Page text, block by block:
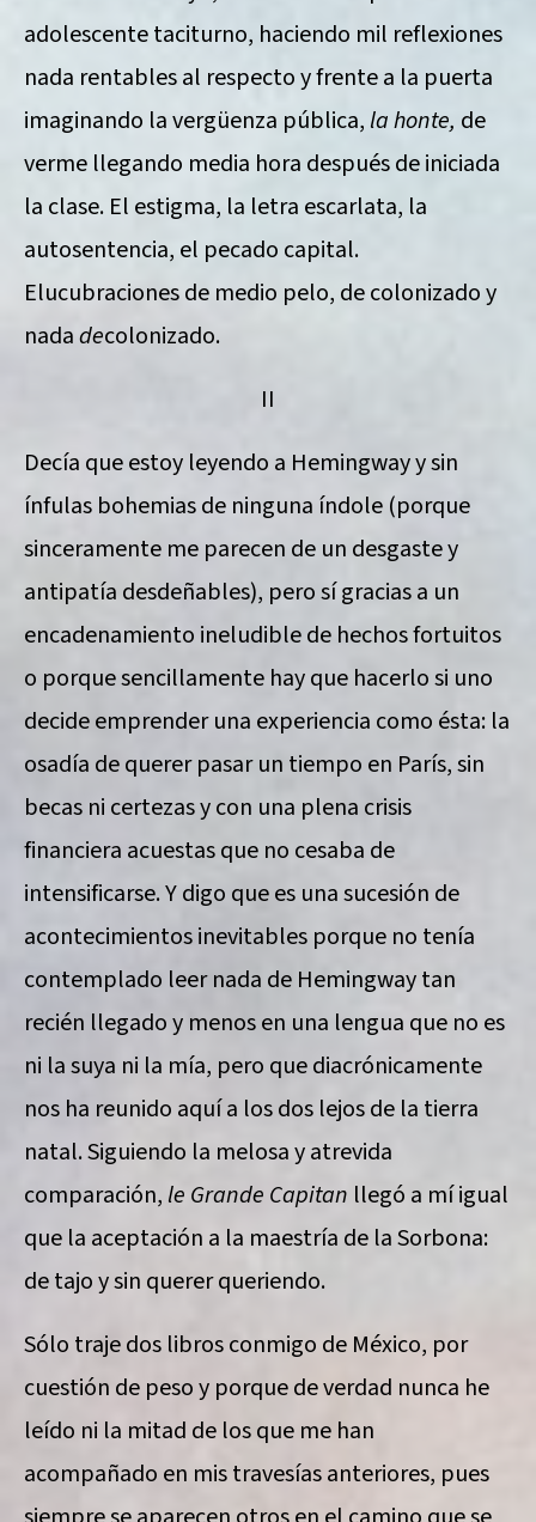
adolescente taciturno, haciendo mil reflexiones
nada rentables al respecto y frente a la puerta
imaginando la vergüenza pública, la honte, de
verme llegando media hora después de iniciada
la clase. El estigma, la letra escarlata, la
autosentencia, el pecado capital.
Elucubraciones de medio pelo, de colonizado y
nadadecolonizado.
II
Decía que estoy leyendo a Hemingway y sin
ínfulas bohemias de ninguna índole (porque
sinceramente me parecen de un desgaste y
antipatía desdeñables), pero sí gracias a un
encadenamiento ineludible de hechos fortuitos
o porque sencillamente hay que hacerlo si uno
decide emprender una experiencia como ésta: la
osadía de querer pasar un tiempo en París, sin
becas ni certezas y con una plena crisis
financiera acuestas que no cesaba de
intensificarse. Y digo que es una sucesión de
acontecimientos inevitables porque no tenía
contemplado leer nada de Hemingway tan
recién llegado y menos en una lengua que no es
ni la suya ni la mía, pero que diacrónicamente
nos ha reunido aquí a los dos lejos de la tierra
natal. Siguiendo la melosa y atrevida
comparación, le Grande Capitan llegó a mí igual
que la aceptación a la maestría de la Sorbona:
de tajo y sin querer queriendo.
Sólo traje dos libros conmigo de México, por
cuestión de peso y porque de verdad nunca he
leído ni la mitad de los que me han
acompañado en mis travesías anteriores, pues